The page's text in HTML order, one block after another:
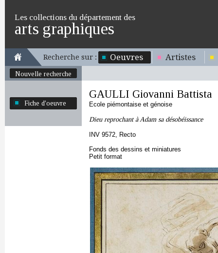
Les collections du département des
arts graphiques
Recherche sur : Oeuvres Artistes
Nouvelle recherche
Fiche d'oeuvre
GAULLI Giovanni Battista
Ecole piémontaise et génoise
Dieu reprochant à Adam sa désobéissance
INV 9572, Recto
Fonds des dessins et miniatures
Petit format